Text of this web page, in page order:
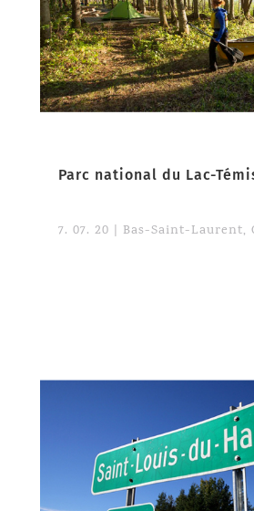
Parc national du Lac-
7. 07. 20 | Bas-Saint-Laurent,